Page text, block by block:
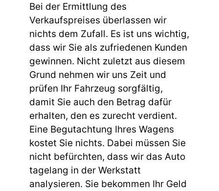
Bei der Ermittlung des
Verkaufspreises überlassen wir
nichts dem Zufall. Es ist uns wichtig,
dass wir Sie als zufriedenen Kunden
gewinnen. Nicht zuletzt aus diesem
Grund nehmen wir uns Zeit und
prüfen Ihr Fahrzeug sorgfältig,
damit Sie auch den Betrag dafür
erhalten, den es zurecht verdient.
Eine Begutachtung Ihres Wagens
kostet Sie nichts. Dabei müssen Sie
nicht befürchten, dass wir das Auto
tagelang in der Werkstatt
analysieren. Sie bekommen Ihr Geld